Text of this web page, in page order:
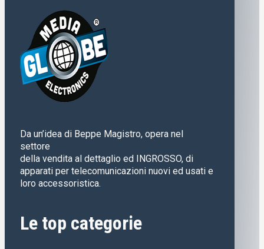
Da un’idea di Beppe Magistro, opera nel
settore
della vendita al dettaglio ed INGROSSO, di
apparati per telecomunicazioni nuovi ed usati e
loro accessoristica.
Le top categorie